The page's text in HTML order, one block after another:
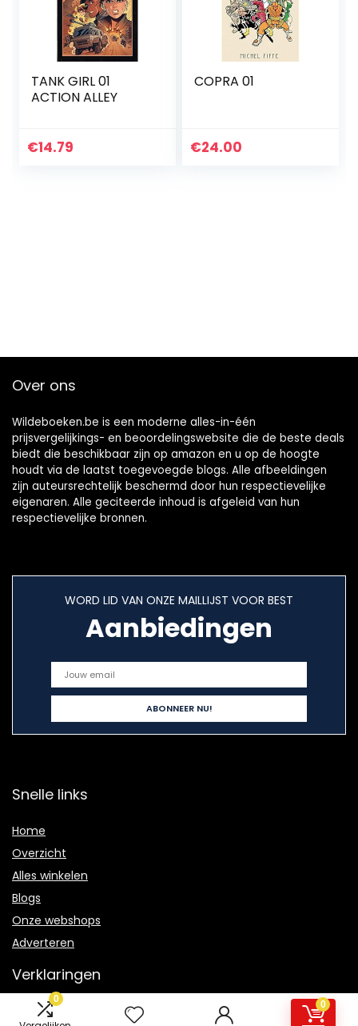
0
0
TANK GIRL 01
ACTION ALLEY
€14.79
COPRA 01
€24.00
Over ons
Wildeboeken.be is een moderne alles-in-één
prijsvergelijkings- en beoordelingswebsite die de beste deals
biedt die beschikbaar zijn op amazon en u op de hoogte
houdt via de laatst toegevoegde blogs. Alle afbeeldingen
zijn auteursrechtelijk beschermd door hun respectievelijke
eigenaren. Alle geciteerde inhoud is afgeleid van hun
respectievelijke bronnen.
WORD LID VAN ONZE MAILLIJST VOOR BEST
Aanbiedingen
Snelle links
Home
Overzicht
Alles winkelen
Blogs
Onze webshops
Adverteren
Verklaringen
Privacybeleid